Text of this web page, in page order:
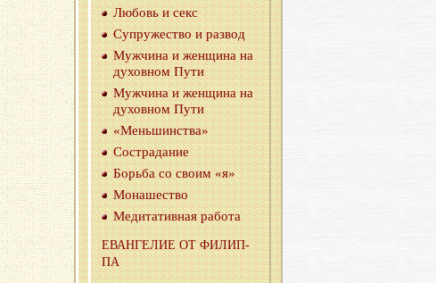
Лю­бовь и секс
Су­пру­же­ство и раз­вод
Муж­чи­на и жен­щи­на на
ду­хов­ном Пути
Муж­чи­на и жен­щи­на на
ду­хов­ном Пути
«Мень­шин­ства»
Со­стра­да­ние
Борь­ба со своим «я»
Мо­на­ше­ство
Ме­ди­та­тив­ная ра­бо­та
ЕВАН­ГЕ­ЛИЕ ОТ ФИ­ЛИП­
ПА